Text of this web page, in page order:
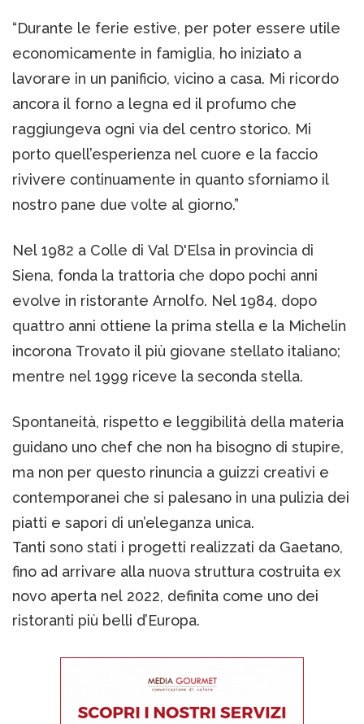
“Durante le ferie estive, per poter essere utile
economicamente in famiglia, ho iniziato a
lavorare in un panificio, vicino a casa. Mi ricordo
ancora il forno a legna ed il profumo che
raggiungeva ogni via del centro storico. Mi
porto quell’esperienza nel cuore e la faccio
rivivere continuamente in quanto sforniamo il
nostro pane due volte al giorno.”
Nel 1982 a Colle di Val D'Elsa in provincia di
Siena, fonda la trattoria che dopo pochi anni
evolve in ristorante Arnolfo. Nel 1984, dopo
quattro anni ottiene la prima stella e la Michelin
incorona Trovato il più giovane stellato italiano;
mentre nel 1999 riceve la seconda stella.
Spontaneità, rispetto e leggibilità della materia
guidano uno chef che non ha bisogno di stupire,
ma non per questo rinuncia a guizzi creativi e
contemporanei che si palesano in una pulizia dei
piatti e sapori di un’eleganza unica.
Tanti sono stati i progetti realizzati da Gaetano,
fino ad arrivare alla nuova struttura costruita ex
novo aperta nel 2022, definita come uno dei
ristoranti più belli d’Europa.